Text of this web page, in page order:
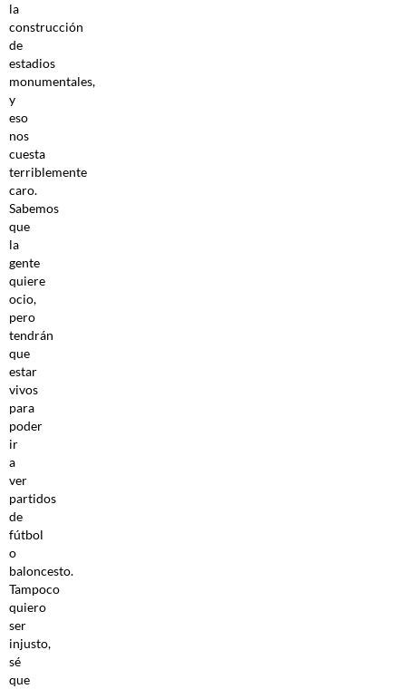
la
construcción
de
estadios
monumentales,
y
eso
nos
cuesta
terriblemente
caro.
Sabemos
que
la
gente
quiere
ocio,
pero
tendrán
que
estar
vivos
para
poder
ir
a
ver
partidos
de
fútbol
o
baloncesto.
Tampoco
quiero
ser
injusto,
sé
que